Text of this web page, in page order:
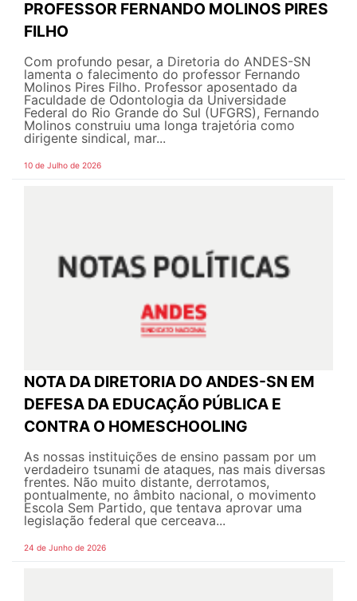
PROFESSOR FERNANDO MOLINOS PIRES
FILHO
Com profundo pesar, a Diretoria do ANDES-SN
lamenta o falecimento do professor Fernando
Molinos Pires Filho. Professor aposentado da
Faculdade de Odontologia da Universidade
Federal do Rio Grande do Sul (UFGRS), Fernando
Molinos construiu uma longa trajetória como
dirigente sindical, mar...
10 de Julho de 2026
NOTA DA DIRETORIA DO ANDES-SN EM
DEFESA DA EDUCAÇÃO PÚBLICA E
CONTRA O HOMESCHOOLING
As nossas instituições de ensino passam por um
verdadeiro tsunami de ataques, nas mais diversas
frentes. Não muito distante, derrotamos,
pontualmente, no âmbito nacional, o movimento
Escola Sem Partido, que tentava aprovar uma
legislação federal que cerceava...
24 de Junho de 2026